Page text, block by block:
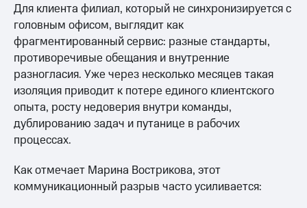
Для клиента филиал, который не синхронизируется с
головным офисом, выглядит как
фрагментированный сервис: разные стандарты,
противоречивые обещания и внутренние
разногласия. Уже через несколько месяцев такая
изоляция приводит к потере единого клиентского
опыта, росту недоверия внутри команды,
дублированию задач и путанице в рабочих
процессах.
Как отмечает Марина Вострикова, этот
коммуникационный разрыв часто усиливается: